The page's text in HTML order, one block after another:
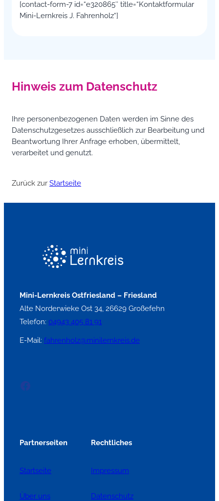
[contact-form-7 id=“e320865″ title=“Kontaktformular
Mini-Lernkreis J. Fahrenholz“]
Hinweis zum Datenschutz
Ihre personenbezogenen Daten werden im Sinne des
Datenschutzgesetzes ausschließlich zur Bearbeitung und
Beantwortung Ihrer Anfrage erhoben, übermittelt,
verarbeitet und genutzt.
Zurück zur Startseite
Mini-Lernkreis Ostfriesland – Friesland
Alte Norderwieke Ost 34, 26629 Großefehn
Telefon: 04943 405 81 91
E-Mail: fahrenholz@minilernkreis.de
Facebook
Partnerseiten
Startseite
Über uns
Rechtliches
Impressum
Datenschutz